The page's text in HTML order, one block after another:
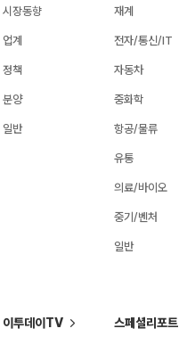
시장동향
업계
정책
분양
일반
재계
전자/통신/IT
자동차
중화학
항공/물류
유통
의료/바이오
중기/벤처
일반
이투데이TV 스페셜리포트